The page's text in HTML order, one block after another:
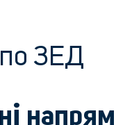
по ЗЕД